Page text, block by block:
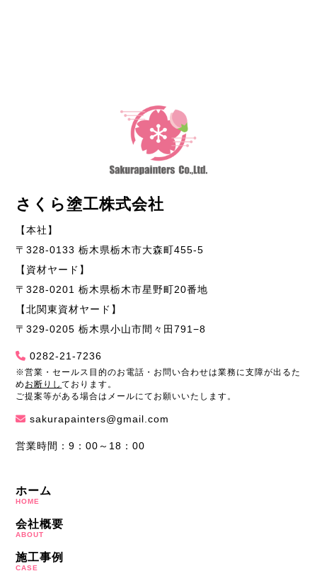
さくら塗工株式会社
【本社】
〒328-0133 栃木県栃木市大森町455-5
【資材ヤード】
〒328-0201 栃木県栃木市星野町20番地
【北関東資材ヤード】
〒329-0205 栃木県小山市間々田791−8
0282-21-7236
※営業・セールス目的のお電話・お問い合わせは業務に支障が出るた
め お断りしております。
ご提案等がある場合はメールにてお願いいたします。
sakurapainters@gmail.com
営業時間：9：00～18：00
ホーム
HOME
会社概要
ABOUT
施工事例
CASE